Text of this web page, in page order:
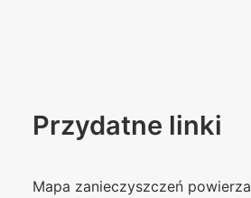
Przydatne linki
Mapa zanieczyszczeń powierza